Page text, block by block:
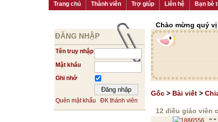
Trang chủ Thành viên Trợ giúp Liên hệ Bạn bè
ĐĂNG NHẬP
Tên truy nhập
Mật khẩu
Ghi nhớ
Quên mật khẩu ĐK thành viên
Chào mừng quý
Gốc > Bài viết >
12 điều giáo viên